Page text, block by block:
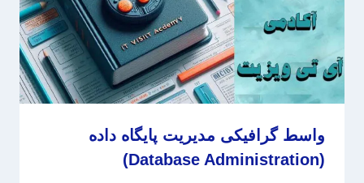
واسط گرافیکی مدیریت پایگاه داده
(Database Administration)